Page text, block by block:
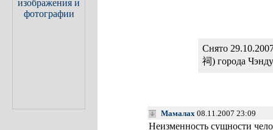
Снято
祠) города
Мамалах 08.11.2007 23:09
Неизменность сущности